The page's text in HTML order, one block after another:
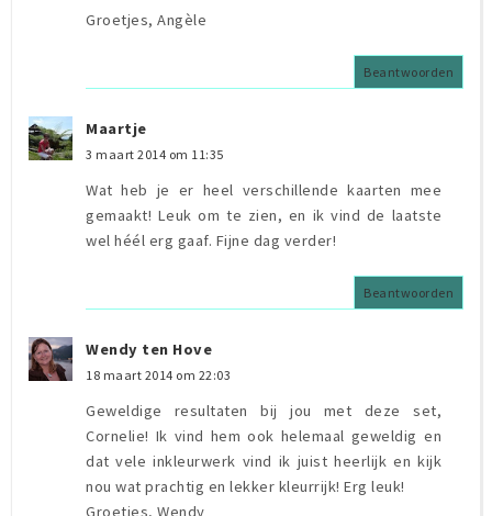
Groetjes, Angèle
Beantwoorden
Maartje
3 maart 2014 om 11:35
Wat heb je er heel verschillende kaarten mee
gemaakt! Leuk om te zien, en ik vind de laatste
wel héél erg gaaf. Fijne dag verder!
Beantwoorden
Wendy ten Hove
18 maart 2014 om 22:03
Geweldige resultaten bij jou met deze set,
Cornelie! Ik vind hem ook helemaal geweldig en
dat vele inkleurwerk vind ik juist heerlijk en kijk
nou wat prachtig en lekker kleurrijk! Erg leuk!
Groetjes, Wendy